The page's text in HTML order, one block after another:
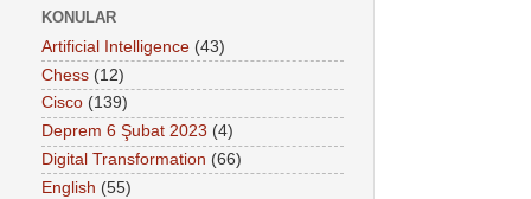
KONULAR
Artificial Intelligence (43)
Chess (12)
Cisco (139)
Deprem 6 Şubat 2023 (4)
Digital Transformation (66)
English (55)